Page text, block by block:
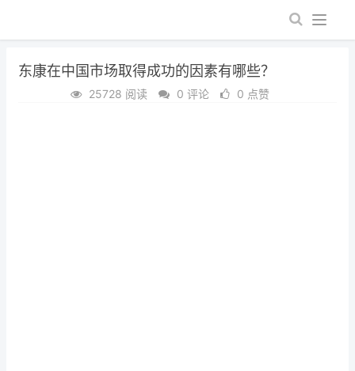
东康在中国市场取得成功的因素有哪些？
25728 阅读 0 评论 0 点赞